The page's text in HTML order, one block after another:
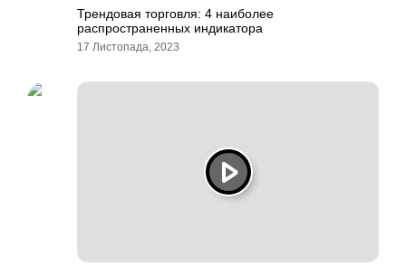
Трендовая торговля: 4 наиболее
распространенных индикатора
17 Листопада, 2023